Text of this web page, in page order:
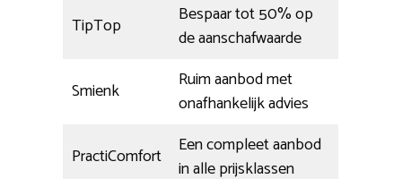
TipTop
Bespaar tot 50% op
de aanschafwaarde
Smienk
Ruim aanbod met
onafhankelijk advies
PractiComfort
Een compleet aanbod
in alle prijsklassen